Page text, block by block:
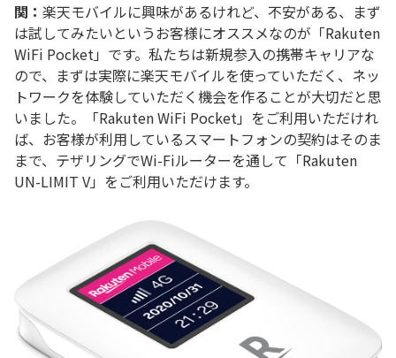
関： 楽天モバイルに興味があるけれど、不安がある、まず
は試してみたいというお客様にオススメなのが「Rakuten
WiFi Pocket」です。私たちは新規参入の携帯キャリアな
ので、まずは実際に楽天モバイルを使っていただく、ネッ
トワークを体験していただく機会を作ることが大切だと思
いました。「Rakuten WiFi Pocket」をご利用いただけれ
ば、お客様が利用しているスマートフォンの契約はそのま
まで、テザリングでWi-Fiルーターを通して「Rakuten
UN-LIMIT V」をご利用いただけます。